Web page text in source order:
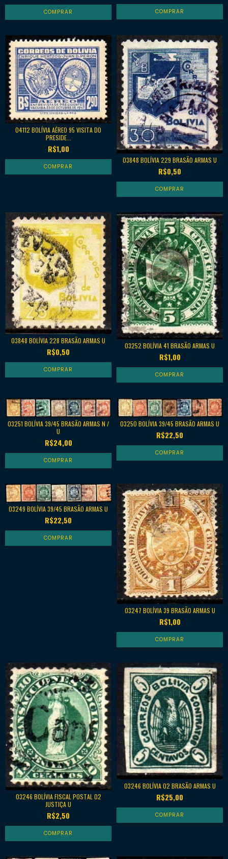
04112 BOLÍVIA AÉREO 95 VISITA DO
PRESIDE...
R$1,00
03848 BOLÍVIA 229 BRASÃO ARMAS U
R$0,50
03848 BOLÍVIA 228 BRASÃO ARMAS U
R$0,50
03252 BOLÍVIA 41 BRASÃO ARMAS U
R$1,00
03251 BOLÍVIA 39/45 BRASÃO ARMAS N /
U
R$24,00
03250 BOLÍVIA 39/45 BRASÃO ARMAS U
R$22,50
03249 BOLÍVIA 39/45 BRASÃO ARMAS U
R$22,50
03247 BOLÍVIA 39 BRASÃO ARMAS U
R$1,00
03246 BOLÍVIA FISCAL POSTAL 02
JUSTIÇA U
R$2,50
03246 BOLÍVIA 02 BRASÃO ARMAS U
R$25,00